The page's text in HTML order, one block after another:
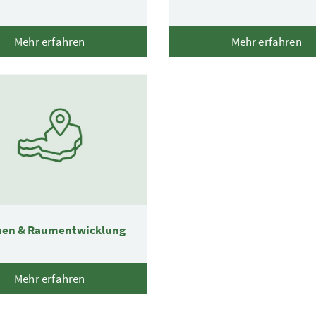
Mehr erfahren Mehr erfahren
& Raumentwicklung
Mehr erfahren